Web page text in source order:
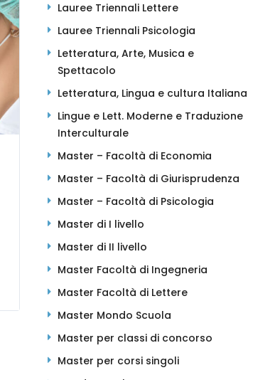
Lauree Triennali Lettere
Lauree Triennali Psicologia
Letteratura, Arte, Musica e
Spettacolo
Letteratura, Lingua e cultura Italiana
Lingue e Lett. Moderne e Traduzione
Interculturale
Master – Facoltà di Economia
Master – Facoltà di Giurisprudenza
Master – Facoltà di Psicologia
Master di I livello
Master di II livello
Master Facoltà di Ingegneria
Master Facoltà di Lettere
Master Mondo Scuola
Master per classi di concorso
Master per corsi singoli